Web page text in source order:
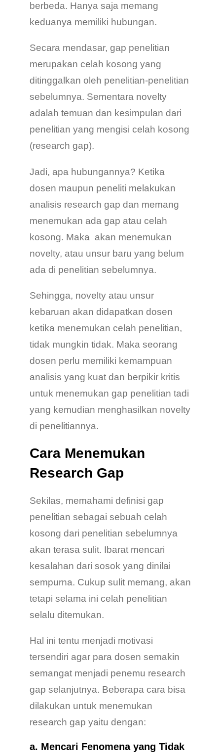
berbeda. Hanya saja memang
keduanya memiliki hubungan.
Secara mendasar, gap penelitian
merupakan celah kosong yang
ditinggalkan oleh penelitian-penelitian
sebelumnya. Sementara novelty
adalah temuan dan kesimpulan dari
penelitian yang mengisi celah kosong
(research gap).
Jadi, apa hubungannya? Ketika
dosen maupun peneliti melakukan
analisis research gap dan memang
menemukan ada gap atau celah
kosong. Maka akan menemukan
novelty, atau unsur baru yang belum
ada di penelitian sebelumnya.
Sehingga, novelty atau unsur
kebaruan akan didapatkan dosen
ketika menemukan celah penelitian,
tidak mungkin tidak. Maka seorang
dosen perlu memiliki kemampuan
analisis yang kuat dan berpikir kritis
untuk menemukan gap penelitian tadi
yang kemudian menghasilkan novelty
di penelitiannya.
Cara Menemukan
Research Gap
Sekilas, memahami definisi gap
penelitian sebagai sebuah celah
kosong dari penelitian sebelumnya
akan terasa sulit. Ibarat mencari
kesalahan dari sosok yang dinilai
sempurna. Cukup sulit memang, akan
tetapi selama ini celah penelitian
selalu ditemukan.
Hal ini tentu menjadi motivasi
tersendiri agar para dosen semakin
semangat menjadi penemu research
gap selanjutnya. Beberapa cara bisa
dilakukan untuk menemukan
research gap yaitu dengan:
a. Mencari Fenomena yang Tidak